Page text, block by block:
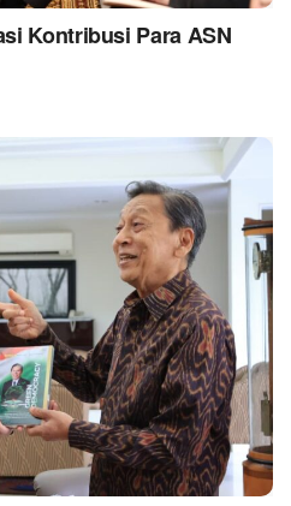
Kontribusi Para ASN